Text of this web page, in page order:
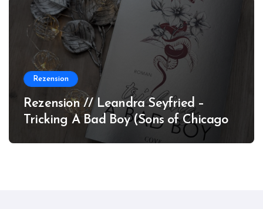
Rezension
Rezension // Leandra Seyfried –
Tricking A Bad Boy (Sons of Chicago